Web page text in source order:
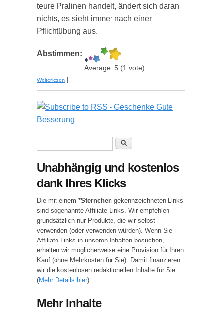
teure Pralinen handelt, ändert sich daran
nichts, es sieht immer nach einer
Pflichtübung aus.
Abstimmen:
Average: 5 (1 vote)
Weiterlesen über Alles Süße kommt von Herzen - Die ganz
Suche
Unabhängig und kostenlos
dank Ihres Klicks
Die mit einem *Sternchen gekennzeichneten Links
sind sogenannte Affiliate-Links. Wir empfehlen
grundsätzlich nur Produkte, die wir selbst
verwenden (oder verwenden würden). Wenn Sie
Affiliate-Links in unseren Inhalten besuchen,
erhalten wir möglicherweise eine Provision für Ihren
Kauf (ohne Mehrkosten für Sie). Damit finanzieren
wir die kostenlosen redaktionellen Inhalte für Sie
(Mehr Details hier)
Mehr Inhalte